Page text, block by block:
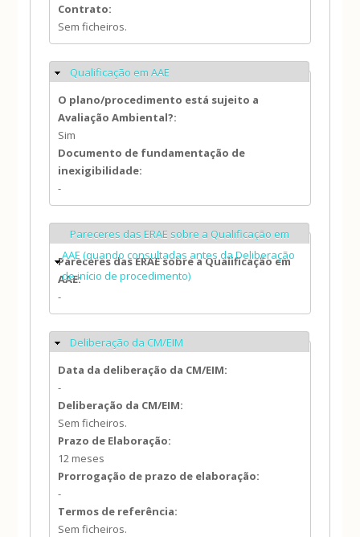
Contrato:
Sem ficheiros.
Ocultar
Qualificação em AAE
O plano/procedimento está sujeito a
Avaliação Ambiental?:
Sim
Documento de fundamentação de
inexigibilidade:
-
Ocultar
Pareceres das ERAE sobre a Qualificação em
AAE (quando consultadas antes da Deliberação
de início de procedimento)
Pareceres das ERAE sobre a Qualificação em
AAE:
-
Ocultar
Deliberação da CM/EIM
Data da deliberação da CM/EIM:
-
Deliberação da CM/EIM:
Sem ficheiros.
Prazo de Elaboração:
12 meses
Prorrogação de prazo de elaboração:
-
Termos de referência:
Sem ficheiros.